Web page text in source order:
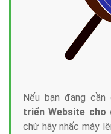
Nếu bạn đang
triển Website cho
chừ hãy nhấc máy